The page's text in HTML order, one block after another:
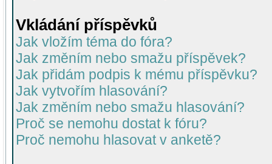
Vkládání příspěvků
Jak vložím téma do fóra?
Jak změním nebo smažu příspěvek?
Jak přidám podpis k mému příspěvku?
Jak vytvořím hlasování?
Jak změním nebo smažu hlasování?
Proč se nemohu dostat k fóru?
Proč nemohu hlasovat v anketě?